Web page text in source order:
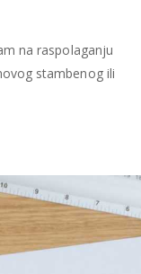
na raspolaganju
stambenog ili